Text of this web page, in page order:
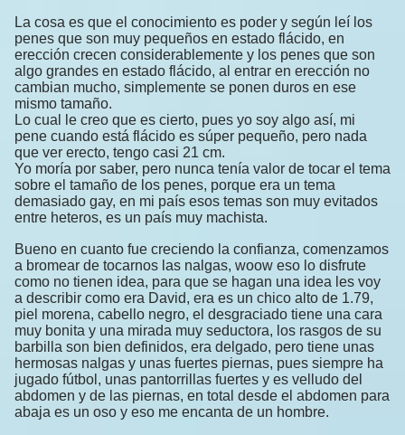
La cosa es que el conocimiento es poder y según leí los
penes que son muy pequeños en estado flácido, en
erección crecen considerablemente y los penes que son
algo grandes en estado flácido, al entrar en erección no
cambian mucho, simplemente se ponen duros en ese
mismo tamaño.
Lo cual le creo que es cierto, pues yo soy algo así, mi
pene cuando está flácido es súper pequeño, pero nada
que ver erecto, tengo casi 21 cm.
Yo moría por saber, pero nunca tenía valor de tocar el tema
sobre el tamaño de los penes, porque era un tema
demasiado gay, en mi país esos temas son muy evitados
entre heteros, es un país muy machista.
Bueno en cuanto fue creciendo la confianza, comenzamos
a bromear de tocarnos las nalgas, woow eso lo disfrute
como no tienen idea, para que se hagan una idea les voy
a describir como era David, era es un chico alto de 1.79,
piel morena, cabello negro, el desgraciado tiene una cara
muy bonita y una mirada muy seductora, los rasgos de su
barbilla son bien definidos, era delgado, pero tiene unas
hermosas nalgas y unas fuertes piernas, pues siempre ha
jugado fútbol, unas pantorrillas fuertes y es velludo del
abdomen y de las piernas, en total desde el abdomen para
abaja es un oso y eso me encanta de un hombre.